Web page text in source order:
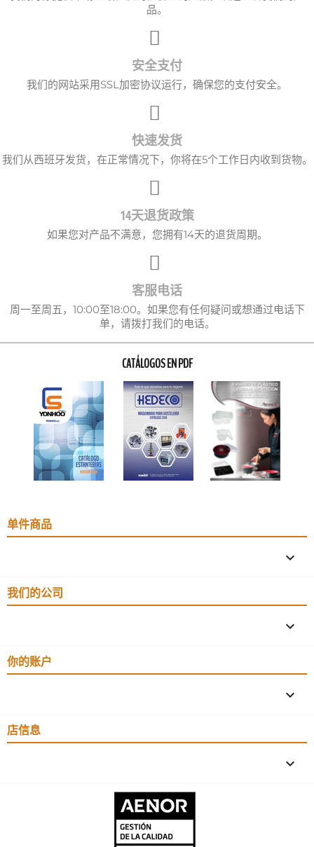
品。
安全支付
我们的网站采用SSL加密协议运行，确保您的支付安全。
快速发货
我们从西班牙发货，在正常情况下，你将在5个工作日内收到货物。
14天退货政策
如果您对产品不满意，您拥有14天的退货周期。
客服电话
周一至周五，10:00至18:00。如果您有任何疑问或想通过电话下
单，请拨打我们的电话。
CATÁLOGOS EN PDF
单件商品

我们的公司

你的账户

店信息
keyboard_arrow_down